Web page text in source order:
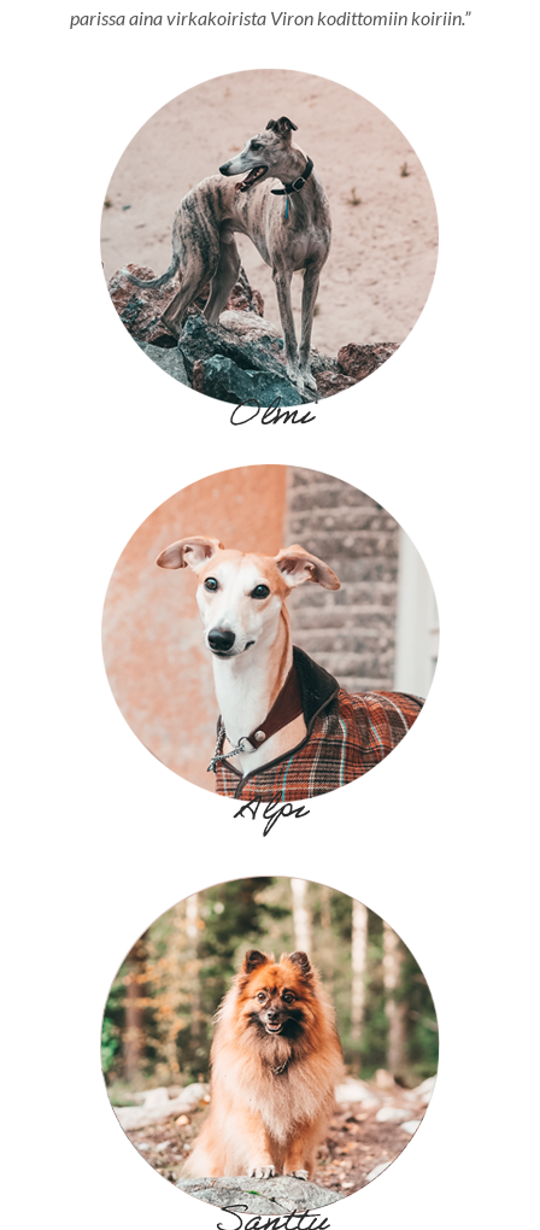
parissa aina virkakoirista Viron kodittomiin koiriin.”